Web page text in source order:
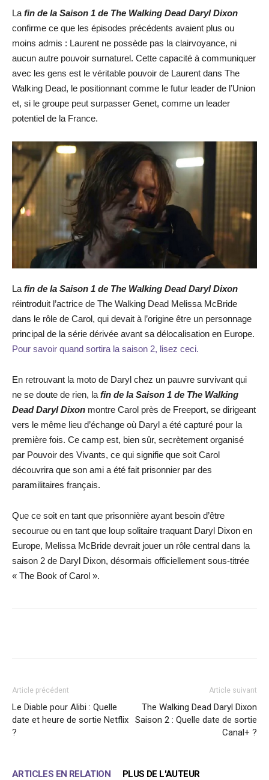
La fin de la Saison 1 de The Walking Dead Daryl Dixon
confirme ce que les épisodes précédents avaient plus ou
moins admis : Laurent ne possède pas la clairvoyance, ni
aucun autre pouvoir surnaturel. Cette capacité à communiquer
avec les gens est le véritable pouvoir de Laurent dans The
Walking Dead, le positionnant comme le futur leader de l’Union
et, si le groupe peut surpasser Genet, comme un leader
potentiel de la France.
La fin de la Saison 1 de The Walking Dead Daryl Dixon
réintroduit l’actrice de The Walking Dead Melissa McBride
dans le rôle de Carol, qui devait à l’origine être un personnage
principal de la série dérivée avant sa délocalisation en Europe.
Pour savoir quand sortira la saison 2, lisez ceci.
En retrouvant la moto de Daryl chez un pauvre survivant qui
ne se doute de rien, la fin de la Saison 1 de The Walking
Dead Daryl Dixon montre Carol près de Freeport, se dirigeant
vers le même lieu d’échange où Daryl a été capturé pour la
première fois. Ce camp est, bien sûr, secrètement organisé
par Pouvoir des Vivants, ce qui signifie que soit Carol
découvrira que son ami a été fait prisonnier par des
paramilitaires français.
Que ce soit en tant que prisonnière ayant besoin d’être
secourue ou en tant que loup solitaire traquant Daryl Dixon en
Europe, Melissa McBride devrait jouer un rôle central dans la
saison 2 de Daryl Dixon, désormais officiellement sous-titrée
« The Book of Carol ».
Article précédent
Le Diable pour Alibi : Quelle
date et heure de sortie Netflix
?
Article suivant
The Walking Dead Daryl Dixon
Saison 2 : Quelle date de sortie
Canal+ ?
ARTICLES EN RELATION PLUS DE L'AUTEUR